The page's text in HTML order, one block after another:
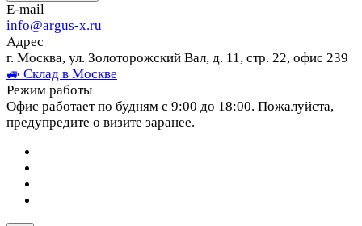
E-mail
info@argus-x.ru
Адрес
г. Москва, ул. Золоторожский Вал, д. 11, стр. 22, офис 239
🚙 Склад в Москве
Режим работы
Офис работает по будням с 9:00 до 18:00. Пожалуйста,
предупредите о визите заранее.